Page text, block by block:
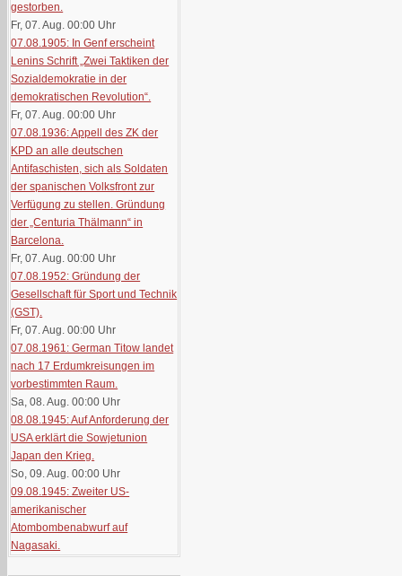
gestorben.
Fr, 07. Aug. 00:00 Uhr
07.08.1905: In Genf erscheint
Lenins Schrift „Zwei Taktiken der
Sozialdemokratie in der
demokratischen Revolution“.
Fr, 07. Aug. 00:00 Uhr
07.08.1936: Appell des ZK der
KPD an alle deutschen
Antifaschisten, sich als Soldaten
der spanischen Volksfront zur
Verfügung zu stellen. Gründung
der „Centuria Thälmann“ in
Barcelona.
Fr, 07. Aug. 00:00 Uhr
07.08.1952: Gründung der
Gesellschaft für Sport und Technik
(GST).
Fr, 07. Aug. 00:00 Uhr
07.08.1961: German Titow landet
nach 17 Erdumkreisungen im
vorbestimmten Raum.
Sa, 08. Aug. 00:00 Uhr
08.08.1945: Auf Anforderung der
USA erklärt die Sowjetunion
Japan den Krieg.
So, 09. Aug. 00:00 Uhr
09.08.1945: Zweiter US-
amerikanischer
Atombombenabwurf auf
Nagasaki.